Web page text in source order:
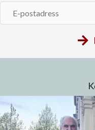
postadress